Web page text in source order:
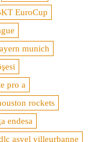
EuroCup
munich
pro a
rockets
endesa
asvel villeurbanne